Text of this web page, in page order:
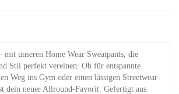
mit unseren Home Wear Sweatpants, die
Stil perfekt vereinen. Ob für entspannte
Weg ins Gym oder einen lässigen Streetwear-
dein neuer Allround-Favorit. Gefertigt aus